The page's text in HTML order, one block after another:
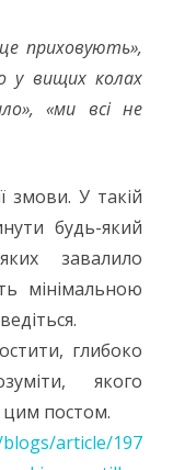
приховують»,
у вищих колах
«ми всі не
змови. У такій
будь-який
завалило
мінімальною
глибоко
якого
цим постом.
article/197